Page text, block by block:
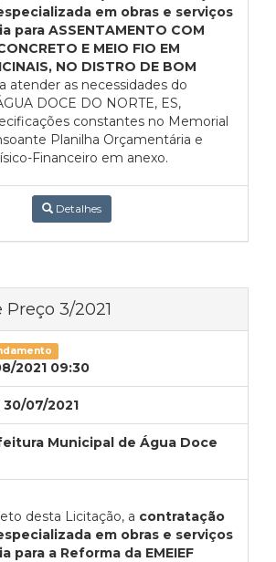
em obras e serviços
para ASSENTAMENTO COM
E MEIO FIO EM
NO DISTRO DE BOM
atender as necessidades do
DOCE DO NORTE, ES,
constantes no Memorial
Planilha Orçamentária e
Financeiro em anexo.
Detalhes
3/2021
2021 09:30
30/07/2021
Municipal de Água Doce
desta Licitação, a contratação
em obras e serviços
para a Reforma da EMEIEF